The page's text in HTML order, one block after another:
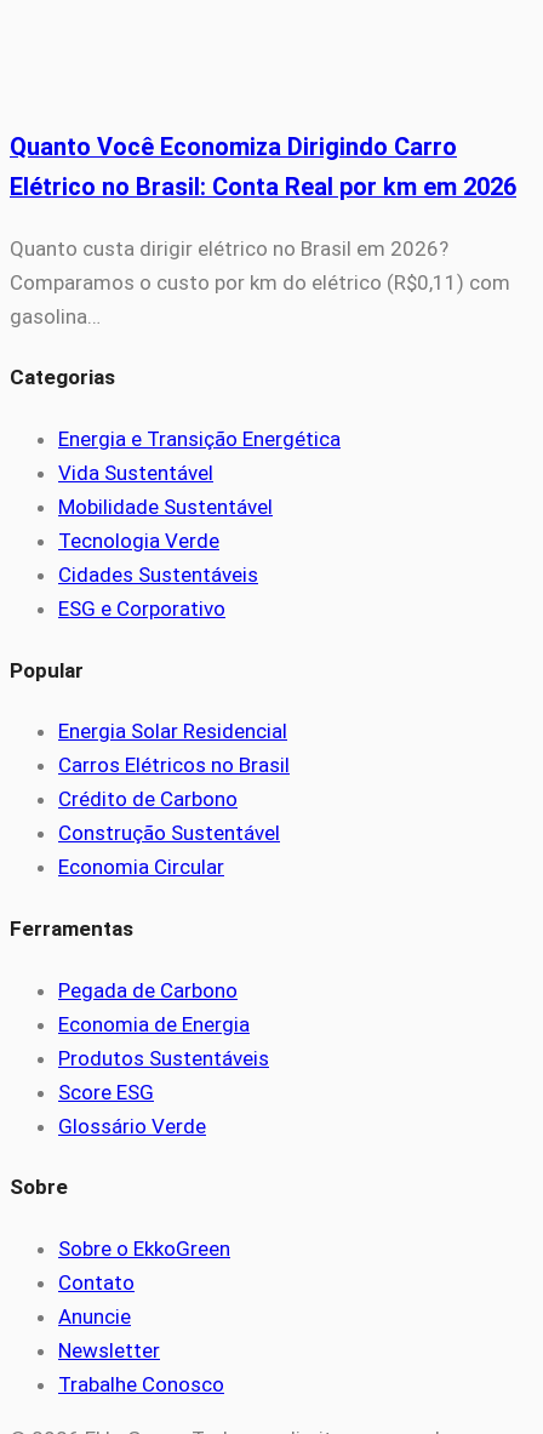
Quanto Você Economiza Dirigindo Carro
Elétrico no Brasil: Conta Real por km em 2026
Quanto custa dirigir elétrico no Brasil em 2026?
Comparamos o custo por km do elétrico (R$0,11) com
gasolina…
Categorias
Energia e Transição Energética
Vida Sustentável
Mobilidade Sustentável
Tecnologia Verde
Cidades Sustentáveis
ESG e Corporativo
Popular
Energia Solar Residencial
Carros Elétricos no Brasil
Crédito de Carbono
Construção Sustentável
Economia Circular
Ferramentas
Pegada de Carbono
Economia de Energia
Produtos Sustentáveis
Score ESG
Glossário Verde
Sobre
Sobre o EkkoGreen
Contato
Anuncie
Newsletter
Trabalhe Conosco